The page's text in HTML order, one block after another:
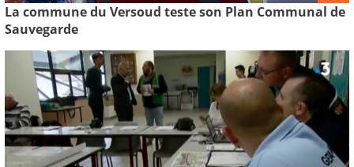
La commune du Versoud teste son Plan Communal de
Sauvegarde